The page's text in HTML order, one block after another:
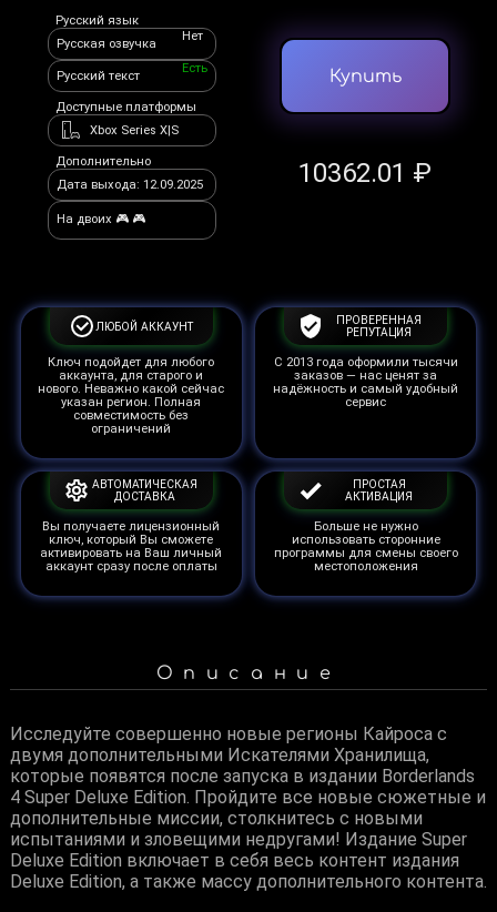
Русский язык
Русская озвучка
Нет
Русский текст
Есть
Доступные платформы
Xbox Series X|S
Дополнительно
Дата выхода: 12.09.2025
На двоих 🎮 🎮
Купить
10362.01 ₽
ЛЮБОЙ АККАУНТ
Ключ подойдет для любого
аккаунта, для старого и
нового. Неважно какой сейчас
указан регион. Полная
совместимость без
ограничений
ПРОВЕРЕННАЯ
РЕПУТАЦИЯ
С 2013 года оформили тысячи
заказов — нас ценят за
надёжность и самый удобный
сервис
АВТОМАТИЧЕСКАЯ
ДОСТАВКА
Вы получаете лицензионный
ключ, который Вы сможете
активировать на Ваш личный
аккаунт сразу после оплаты
ПРОСТАЯ
АКТИВАЦИЯ
Больше не нужно
использовать сторонние
программы для смены своего
местоположения
Описание
Исследуйте совершенно новые регионы Кайроса с
двумя дополнительными Искателями Хранилища,
которые появятся после запуска в издании Borderlands
4 Super Deluxe Edition. Пройдите все новые сюжетные и
дополнительные миссии, столкнитесь с новыми
испытаниями и зловещими недругами! Издание Super
Deluxe Edition включает в себя весь контент издания
Deluxe Edition, а также массу дополнительного контента.